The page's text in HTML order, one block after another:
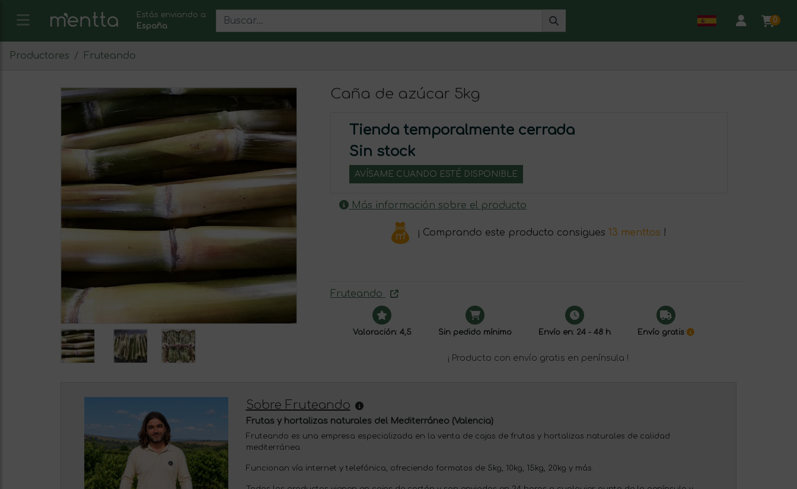
Estás enviando a:
España
0
Productores Fruteando
Caña de azúcar 5kg
Tienda temporalmente cerrada
Sin stock
AVÍSAME CUANDO ESTÉ DISPONIBLE
Más información sobre el producto
¡ Comprando este producto consigues 13 menttos !
Fruteando
Valoración: 4,5 Sin pedido mínimo Envío en: 24 - 48 h Envío gratis
¡ Producto con envío gratis en península !
Sobre Fruteando
Frutas y hortalizas naturales del Mediterráneo (Valencia)
Fruteando es una empresa especializada en la venta de cajas de frutas y hortalizas naturales de calidad
mediterránea.
Funcionan vía internet y telefónica, ofreciendo formatos de 5kg, 10kg, 15kg, 20kg y más.